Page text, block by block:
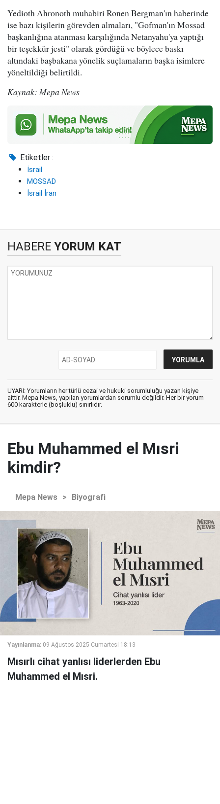
Yedioth Ahronoth muhabiri Ronen Bergman'ın haberinde
ise bazı kişilerin görevden almaları, "Gofman'ın Mossad
başkanlığına atanması karşılığında Netanyahu'ya yaptığı
bir teşekkür jesti" olarak gördüğü ve böylece baskı
altındaki başbakana yönelik suçlamaların başka isimlere
yöneltildiği belirtildi.
Kaynak: Mepa News
Etiketler :
İsrail
MOSSAD
İsrail İran
HABERE YORUM KAT
UYARI: Yorumların her türlü cezai ve hukuki sorumluluğu yazan kişiye
aittir. Mepa News, yapılan yorumlardan sorumlu değildir. Her bir yorum
600 karakterle (boşluklu) sınırlıdır.
Ebu Muhammed el Mısri
kimdir?
Mepa News > Biyografi
Yayınlanma: 09 Ağustos 2025 Cumartesi 18:13
Mısırlı cihat yanlısı liderlerden Ebu
Muhammed el Mısri.